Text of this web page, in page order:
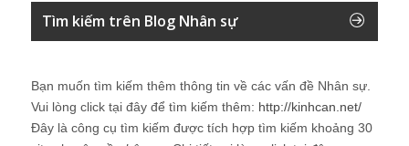
Tìm kiếm trên Blog Nhân sự
Bạn muốn tìm kiếm thêm thông tin về các vấn đề Nhân sự.
Vui lòng click tại đây để tìm kiếm thêm: http://kinhcan.net/
Đây là công cụ tìm kiếm được tích hợp tìm kiếm khoảng 30